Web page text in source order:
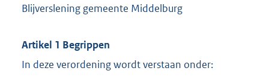
Blijverslening gemeente Middelburg
Artikel 1 Begrippen
In deze verordening wordt verstaan onder: